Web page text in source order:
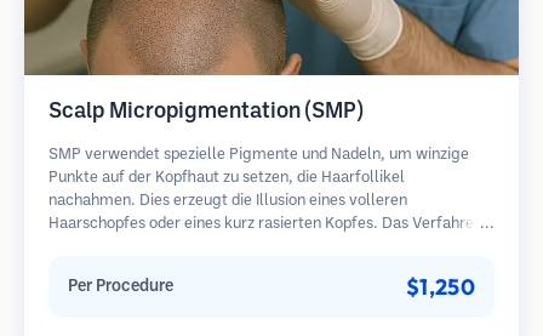
Scalp Micropigmentation (SMP)
SMP verwendet spezielle Pigmente und Nadeln, um winzige
Punkte auf der Kopfhaut zu setzen, die Haarfollikel
nachahmen. Dies erzeugt die Illusion eines volleren
Haarschopfes oder eines kurz rasierten Kopfes. Das Verfahren
Per Procedure $1,250